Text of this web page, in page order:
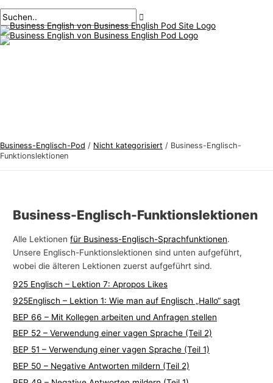
Inhalt
springen
Business-Englisch-Pod / Nicht kategorisiert / Business-Englisch-
Funktionslektionen
Business-Englisch-Funktionslektionen
Alle Lektionenfür Business-Englisch-Sprachfunktionen.
Unsere Englisch-Funktionslektionen sind unten aufgeführt,
wobei die älteren Lektionen zuerst aufgeführt sind.
925 Englisch – Lektion 7: Apropos Likes
925Englisch – Lektion 1: Wie man auf Englisch „Hallo“ sagt
BEP 66 – Mit Kollegen arbeiten und Anfragen stellen
BEP 52 – Verwendung einer vagen Sprache (Teil 2)
BEP 51 – Verwendung einer vagen Sprache (Teil 1)
BEP 50 – Negative Antworten mildern (Teil 2)
Sie
hier
B
u
s
E
i
s
c
h
-
T
h
e
m
e
S
u
c
h